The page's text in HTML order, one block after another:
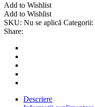
Add to Wishlist
Add to Wishlist
SKU: Nu se aplică Categorii:
Share:
Descriere